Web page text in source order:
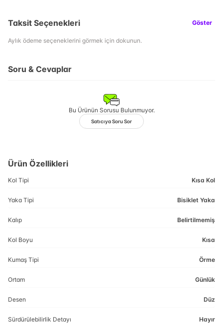
Taksit Seçenekleri Göster
Aylık ödeme seçeneklerini görmek için dokunun.
Soru & Cevaplar
Bu Ürünün Sorusu Bulunmuyor.
Satıcıya Soru Sor
Ürün Özellikleri
Kol Tipi Kısa Kol
Yaka Tipi Bisiklet Yaka
Kalıp Belirtilmemiş
Kol Boyu Kısa
Kumaş Tipi Örme
Ortam Günlük
Desen Düz
Sürdürülebilirlik Detayı Hayır